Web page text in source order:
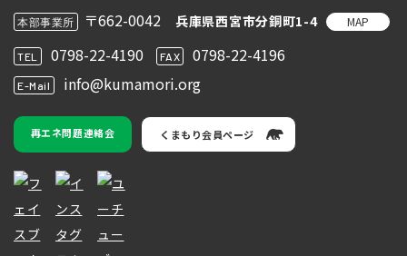
本部事業所 〒662-0042 兵庫県西宮市分銅町1-4 MAP
TEL 0798-22-4190 FAX 0798-22-4196
E-Mail info@kumamori.org
再エネ問題連絡会 くまもり会員ページ